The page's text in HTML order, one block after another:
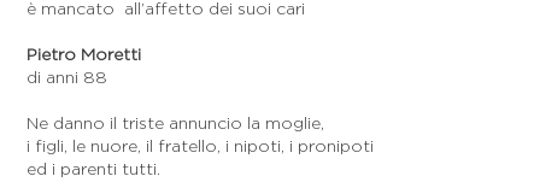
è mancato all’affetto dei suoi cari
Pietro Moretti
di anni 88
Ne danno il triste annuncio la moglie,
i figli, le nuore, il fratello, i nipoti, i pronipoti
ed i parenti tutti.